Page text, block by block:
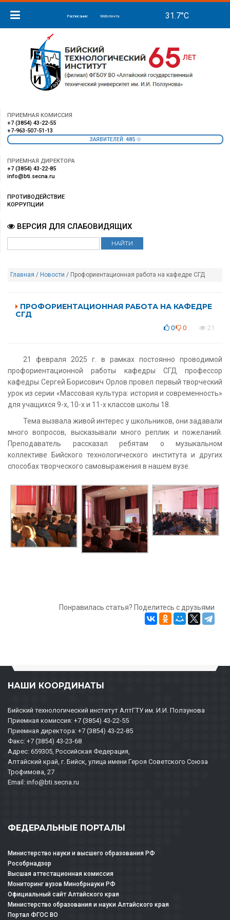
Расписание Web-почта
ПРИЕМНАЯ КОМИССИЯ
+7 (3854) 43-22-55
+7-963-507-51-13
ЗАЯВИТЕЛЕЙ: 485
ПРИЕМНАЯ ДИРЕКТОРА
+7 (3854) 43-22-85
info@bti.secna.ru
ПРОТИВОДЕЙСТВИЕ
КОРРУПЦИИ
ВЕРСИЯ ДЛЯ СЛАБОВИДЯЩИХ
Главная / Новости / Профориентационная работа на кафедре СГД
ПРОФОРИЕНТАЦИОННАЯ РАБОТА НА КАФЕДРЕ
СГД
0 0 21
21 февраля 2025 г. в рамках постоянно проводимой
профориентационной работы кафедры СГД профессор
кафедры Сергей Борисович Орлов провел первый творческий
урок из серии «Массовая культура: история и современность»
для учащихся 9-х, 10-х и 11-х классов школы 18.
Тема вызвала живой интерес у школьников, они задавали
много вопросов, высказывали много реплик и пожеланий.
Преподаватель рассказал ребятам о музыкальном
коллективе Бийского технологического института и других
способах творческого самовыражения в нашем вузе.
Понравилась статья? Поделитесь с друзьями
НАШИ КООРДИНАТЫ
Бийский технологический институт АлтГТУ им. И.И. Ползунова
Приемная комиссия: +7 (3854) 43-22-55
Приемная директора: +7 (3854) 43-22-85
Факс: +7 (3854) 43-23-68
Адрес: 659305, Российская Федерация,
Алтайский край, г. Бийск, улица имени Героя Советского Союза
Трофимова, 27
Email: info@bti.secna.ru
ФЕДЕРАЛЬНЫЕ ПОРТАЛЫ
Министерство науки и высшего образования РФ
Рособрнадзор
Высшая аттестационная комиссия
Мониторинг вузов Минобрнауки РФ
Официальный сайт Алтайского края
Министерство образования и науки Алтайского края
Портал ФГОС ВО